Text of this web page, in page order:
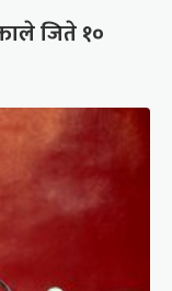
जिते १०